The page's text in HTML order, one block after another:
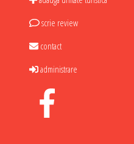
scrie review
contact
administrare